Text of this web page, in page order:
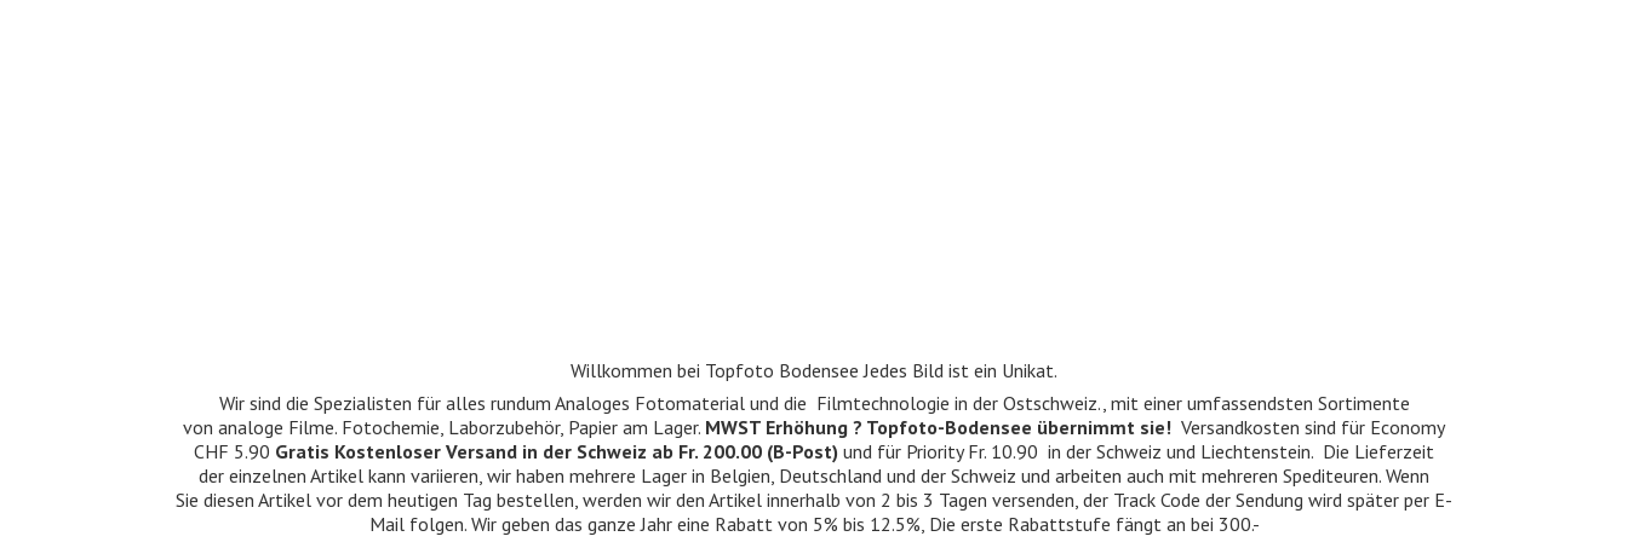
Willkommen bei Topfoto Bodensee Jedes Bild ist ein Unikat.
Wir sind die Spezialisten für alles rundum Analoges Fotomaterial und die Filmtechnologie in der Ostschweiz., mit einer umfassendsten Sortimente
von analoge Filme. Fotochemie, Laborzubehör, Papier am Lager. MWST Erhöhung ? Topfoto-Bodensee übernimmt sie! Versandkosten sind für Economy
CHF 5.90 Gratis Kostenloser Versand in der Schweiz ab Fr. 200.00 (B-Post) und für Priority Fr. 10.90 in der Schweiz und Liechtenstein. Die Lieferzeit
der einzelnen Artikel kann variieren, wir haben mehrere Lager in Belgien, Deutschland und der Schweiz und arbeiten auch mit mehreren Spediteuren. Wenn
Sie diesen Artikel vor dem heutigen Tag bestellen, werden wir den Artikel innerhalb von 2 bis 3 Tagen versenden, der Track Code der Sendung wird später per E-
Mail folgen. Wir geben das ganze Jahr eine Rabatt von 5% bis 12.5%, Die erste Rabattstufe fängt an bei 300.-